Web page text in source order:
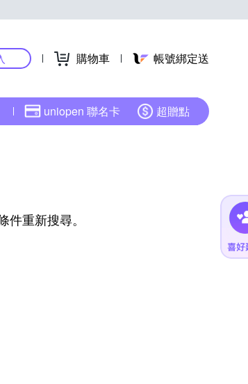
購物車 帳號綁定送
uniopen 聯名卡 超贈點
重新搜尋。